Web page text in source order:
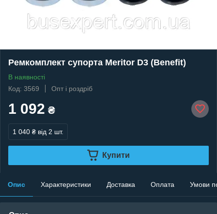
Ремкомплект супорта Meritor D3 (Benefit)
В наявності
Код: 3569
Опт і роздріб
1 092 ₴
1 040 ₴ від 2 шт.
Купити
Опис Характеристики Доставка Оплата Умови